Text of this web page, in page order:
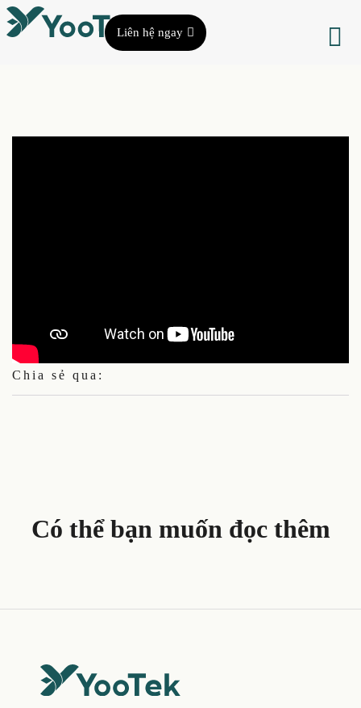
Liên hệ ngay
Chia sẻ qua:
Có thể bạn muốn đọc thêm